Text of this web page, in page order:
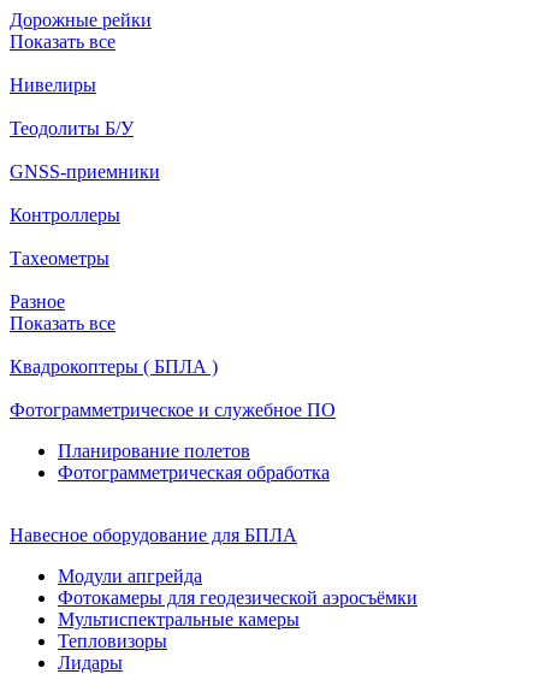
Дорожные рейки
Показать все
Нивелиры
Теодолиты Б/У
GNSS-приемники
Контроллеры
Тахеометры
Разное
Показать все
Квадрокоптеры ( БПЛА )
Фотограмметрическое и служебное ПО
Планирование полетов
Фотограмметрическая обработка
Навесное оборудование для БПЛА
Модули апгрейда
Фотокамеры для геодезической аэросъёмки
Мультиспектральные камеры
Тепловизоры
Лидары